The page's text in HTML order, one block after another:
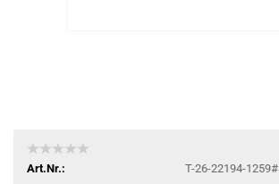
Art.Nr.:
T-26-22194-